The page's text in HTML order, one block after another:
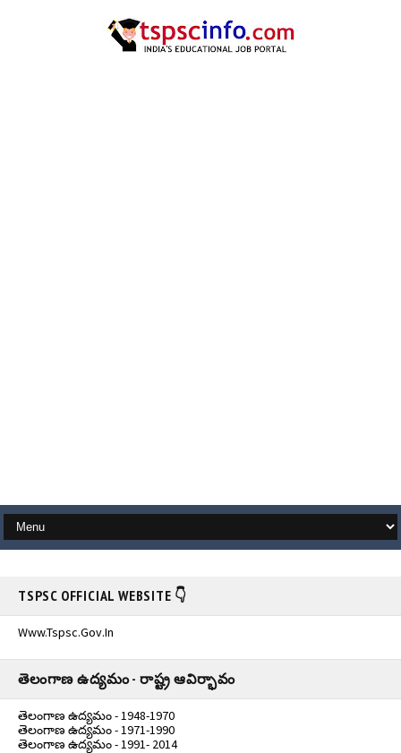
TSPSC OFFICIAL WEBSITE 👇
Www.tspsc.gov.in
తెలంగాణ ఉద్యమం - రాష్ట్ర ఆవిర్భావం
తెలంగాణ ఉద్యమం - 1948-1970
తెలంగాణ ఉద్యమం - 1971-1990
తెలంగాణ ఉద్యమం - 1991- 2014